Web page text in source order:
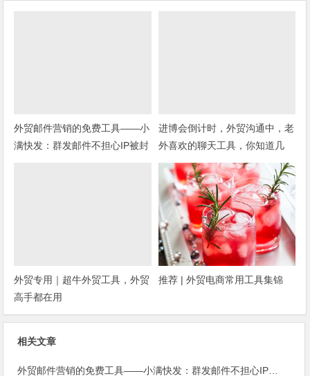
外贸邮件营销的免费工具——小
满快发：群发邮件不担心IP被封
进博会倒计时，外贸沟通中，老
外喜欢的聊天工具，你知道几
种？
外贸专用｜超牛外贸工具，外贸
高手都在用
推荐 | 外贸电商常用工具集锦
相关文章